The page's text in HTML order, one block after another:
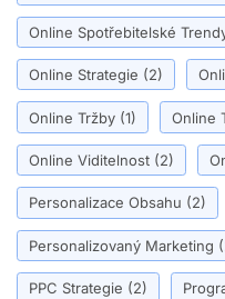
Online Spotřebitelské
Online Strategie (2)
Online Tržby (1) Online
Online Viditelnost (2)
Personalizace Obsahu (2)
Personalizovaný Marketing
PPC Strategie (2)